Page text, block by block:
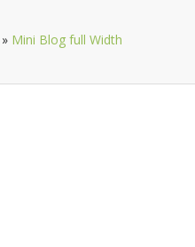
» Mini Blog full Width